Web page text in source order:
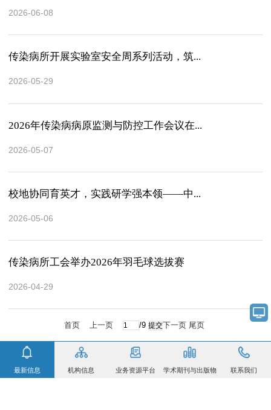
2026-06-08
传染病所开展实验室安全周系列活动，筑...
2026-05-29
2026年传染病病原监测与防控工作会议在...
2026-05-07
校地协同育英才，实践研学强本领——中...
2026-05-06
传染病所工会举办2026年羽毛球选拔赛
2026-04-29
首页 上一页 /9 下一页 尾页
最新信息 机构信息 业务资源平台 学术期刊与出版物 联系我们